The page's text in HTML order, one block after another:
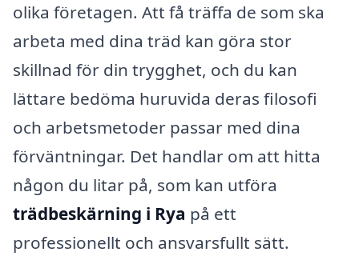
olika företagen. Att få träffa de som ska
arbeta med dina träd kan göra stor
skillnad för din trygghet, och du kan
lättare bedöma huruvida deras filosofi
och arbetsmetoder passar med dina
förväntningar. Det handlar om att hitta
någon du litar på, som kan utföra
trädbeskärning i Rya på ett
professionellt och ansvarsfullt sätt.